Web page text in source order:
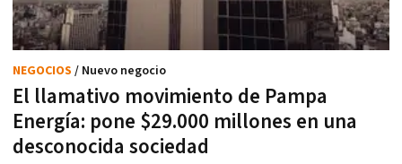
El llamativo movimiento de Pampa
Energía: pone $29.000 millones en una
desconocida sociedad
NEGOCIOS / Nuevo negocio